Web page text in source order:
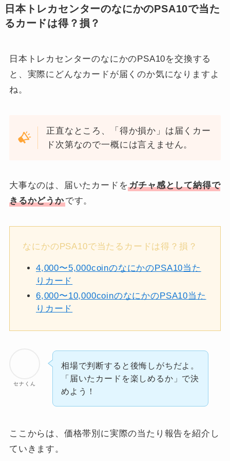
日本トレカセンターのなにかのPSA10で当た
るカードは得？損？
日本トレカセンターのなにかのPSA10を交換する
と、実際にどんなカードが届くのか気になりますよ
ね。
正直なところ、「得か損か」は届くカー
ド次第なので一概には言えません。
大事なのは、届いたカードをガチャ感として納得で
きるかどうかです。
なにかのPSA10で当たるカードは得？損？
4,000〜5,000coinのなにかのPSA10当た
りカード
6,000〜10,000coinのなにかのPSA10当た
りカード
セナくん
相場で判断すると後悔しがちだよ。
「届いたカードを楽しめるか」で決
めよう！
ここからは、価格帯別に実際の当たり報告を紹介し
ていきます。